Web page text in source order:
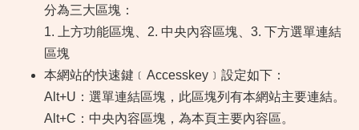
分為三大區塊：
1. 上方功能區塊、2. 中央內容區塊、3. 下方選單連結
區塊
本網站的快速鍵﹝Accesskey﹞設定如下：
Alt+U：選單連結區塊，此區塊列有本網站主要連結。
Alt+C：中央內容區塊，為本頁主要內容區。